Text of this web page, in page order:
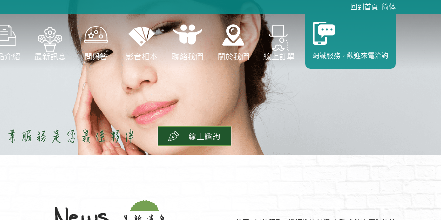
回到首頁 简体
介紹 最新訊息 問與答 影音相本 聯絡我們 關於我們 線上訂單 竭誠服務，歡迎來電洽詢